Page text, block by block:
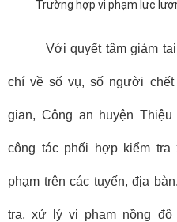
Trường hợp vi phạm lực
Với quyết tâm giảm
chí về số vụ, số người
gian, Công an huyện
công tác phối hợp kiểm
phạm trên các tuyến, địa
tra, xử lý vi phạm nồng